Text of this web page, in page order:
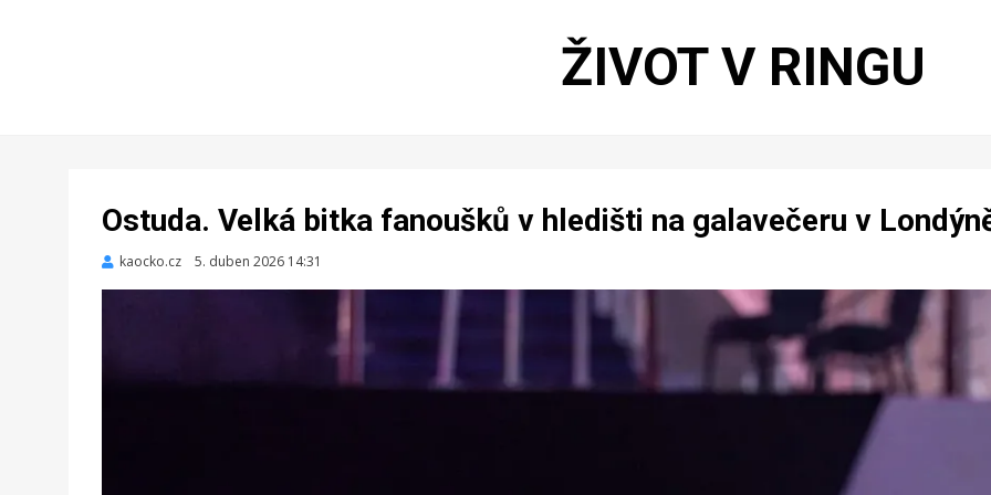
ŽIVOT V RINGU
Ostuda. Velká bitka fanoušků v hledišti na galavečeru v
kaocko.cz
Zveřejněno
5. duben 2026 14:31